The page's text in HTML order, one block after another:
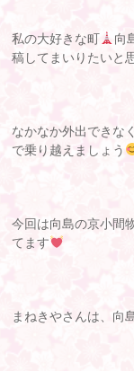
私の大好きな町 向
稿してまいりたいと
なかなか外出できな
で乗り越えましょう
今回は向島の京小間
てます
まねきやさんは、向